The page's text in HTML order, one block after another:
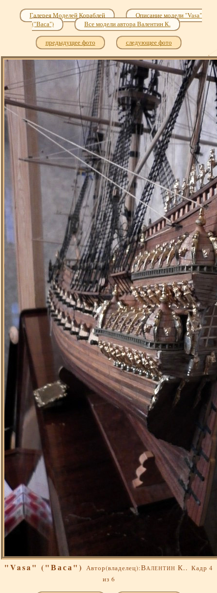
Галерея Моделей Кораблей
Описание модели "Vasa"
("Васа")
Все модели автора Валентин К.
предыдущее фото следующее фото
"Vasa" ("Васа") Автор(владелец):Валентин К.. Кадр 4
из 6